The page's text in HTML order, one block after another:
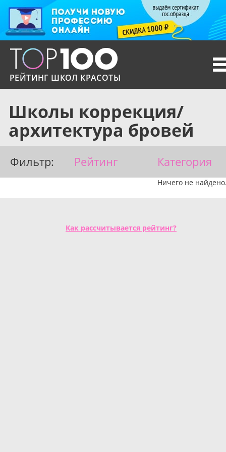
РЕЙТИНГ ШКОЛ КРАСОТЫ
Школы коррекция/
архитектура бровей
Фильтр: Рейтинг Категория
Ничего не
Как рассчитывается рейтинг?